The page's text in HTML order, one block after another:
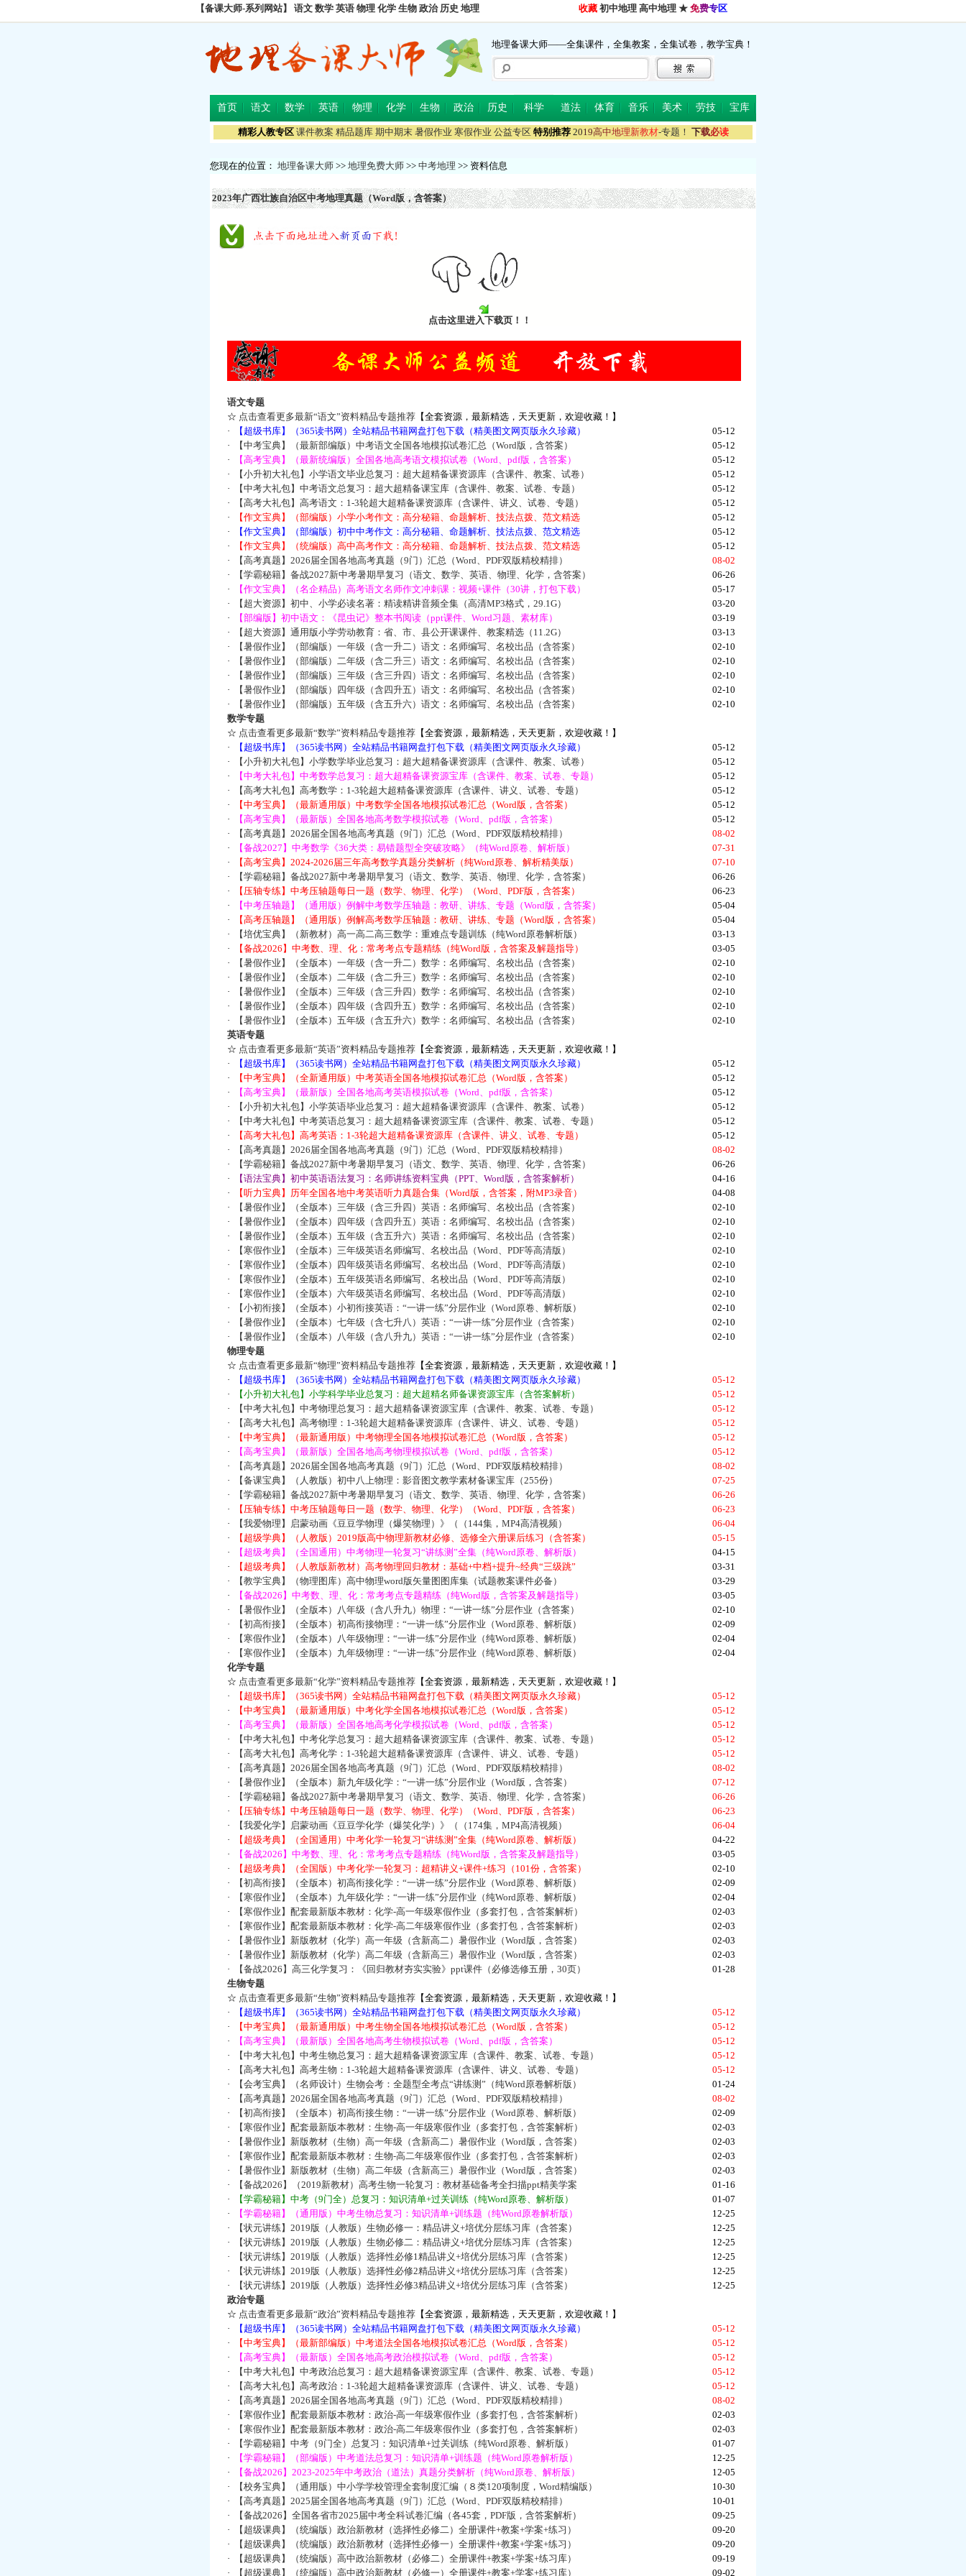
【备课大师-系列网站】 语文 数学 英语 物理 化学 生物 政治 历史 地理 收藏 初中地理 高中地理 ★ 免费专区
地理备课大师——全集课件，全集教案，全集试卷，教学宝典！
首页 语文 数学 英语 物理 化学 生物 政治 历史 科学 道法 体育 音乐 美术 劳技 宝库
精彩人教专区 课件教案 精品题库 期中期末 暑假作业 寒假作业 公益专区 特别推荐 2019高中地理新教材-专题！ 下载必读
您现在的位置： 地理备课大师 >> 地理免费大师 >> 中考地理 >> 资料信息
2023年广西壮族自治区中考地理真题（Word版，含答案）
点击这里进入下载页！！
语文专题
☆ 点击查看更多最新“语文”资料精品专题推荐【全套资源，最新精选，天天更新，欢迎收藏！】
·
【超级书库】（365读书网）全站精品书籍网盘打包下载（精美图文网页版永久珍藏）
05-12
·
【中考宝典】（最新部编版）中考语文全国各地模拟试卷汇总（Word版，含答案）
05-12
·
【高考宝典】（最新统编版）全国各地高考语文模拟试卷（Word、pdf版，含答案）
05-12
·
【小升初大礼包】小学语文毕业总复习：超大超精备课资源库（含课件、教案、试卷）
05-12
·
【中考大礼包】中考语文总复习：超大超精备课宝库（含课件、教案、试卷、专题）
05-12
·
【高考大礼包】高考语文：1-3轮超大超精备课资源库（含课件、讲义、试卷、专题）
05-12
·
【作文宝典】（部编版）小学小考作文：高分秘籍、命题解析、技法点拨、范文精选
05-12
·
【作文宝典】（部编版）初中中考作文：高分秘籍、命题解析、技法点拨、范文精选
05-12
·
【作文宝典】（统编版）高中高考作文：高分秘籍、命题解析、技法点拨、范文精选
05-12
·
【高考真题】2026届全国各地高考真题（9门）汇总（Word、PDF双版精校精排）
08-02
·
【学霸秘籍】备战2027新中考暑期早复习（语文、数学、英语、物理、化学，含答案）
06-26
·
【作文宝典】（名企精品）高考语文名师作文冲刺课：视频+课件（30讲，打包下载）
05-17
·
【超大资源】初中、小学必读名著：精读精讲音频全集（高清MP3格式，29.1G）
03-20
·
【部编版】初中语文：《昆虫记》整本书阅读（ppt课件、Word习题、素材库）
03-19
·
【超大资源】通用版小学劳动教育：省、市、县公开课课件、教案精选（11.2G）
03-13
·
【暑假作业】（部编版）一年级（含一升二）语文：名师编写、名校出品（含答案）
02-10
·
【暑假作业】（部编版）二年级（含二升三）语文：名师编写、名校出品（含答案）
02-10
·
【暑假作业】（部编版）三年级（含三升四）语文：名师编写、名校出品（含答案）
02-10
·
【暑假作业】（部编版）四年级（含四升五）语文：名师编写、名校出品（含答案）
02-10
·
【暑假作业】（部编版）五年级（含五升六）语文：名师编写、名校出品（含答案）
02-10
数学专题
☆ 点击查看更多最新“数学”资料精品专题推荐【全套资源，最新精选，天天更新，欢迎收藏！】
·
【超级书库】（365读书网）全站精品书籍网盘打包下载（精美图文网页版永久珍藏）
05-12
·
【小升初大礼包】小学数学毕业总复习：超大超精备课资源库（含课件、教案、试卷）
05-12
·
【中考大礼包】中考数学总复习：超大超精备课资源宝库（含课件、教案、试卷、专题）
05-12
·
【高考大礼包】高考数学：1-3轮超大超精备课资源库（含课件、讲义、试卷、专题）
05-12
·
【中考宝典】（最新通用版）中考数学全国各地模拟试卷汇总（Word版，含答案）
05-12
·
【高考宝典】（最新版）全国各地高考数学模拟试卷（Word、pdf版，含答案）
05-12
·
【高考真题】2026届全国各地高考真题（9门）汇总（Word、PDF双版精校精排）
08-02
·
【备战2027】中考数学《36大类：易错题型全突破攻略》（纯Word原卷、解析版）
07-31
·
【高考宝典】2024-2026届三年高考数学真题分类解析（纯Word原卷、解析精美版）
07-10
·
【学霸秘籍】备战2027新中考暑期早复习（语文、数学、英语、物理、化学，含答案）
06-26
·
【压轴专练】中考压轴题每日一题（数学、物理、化学）（Word、PDF版，含答案）
06-23
·
【中考压轴题】（通用版）例解中考数学压轴题：教研、讲练、专题（Word版，含答案）
05-04
·
【高考压轴题】（通用版）例解高考数学压轴题：教研、讲练、专题（Word版，含答案）
05-04
·
【培优宝典】（新教材）高一高二高三数学：重难点专题训练（纯Word原卷解析版）
03-13
·
【备战2026】中考数、理、化：常考考点专题精练（纯Word版，含答案及解题指导）
03-05
·
【暑假作业】（全版本）一年级（含一升二）数学：名师编写、名校出品（含答案）
02-10
·
【暑假作业】（全版本）二年级（含二升三）数学：名师编写、名校出品（含答案）
02-10
·
【暑假作业】（全版本）三年级（含三升四）数学：名师编写、名校出品（含答案）
02-10
·
【暑假作业】（全版本）四年级（含四升五）数学：名师编写、名校出品（含答案）
02-10
·
【暑假作业】（全版本）五年级（含五升六）数学：名师编写、名校出品（含答案）
02-10
英语专题
☆ 点击查看更多最新“英语”资料精品专题推荐【全套资源，最新精选，天天更新，欢迎收藏！】
·
【超级书库】（365读书网）全站精品书籍网盘打包下载（精美图文网页版永久珍藏）
05-12
·
【中考宝典】（全新通用版）中考英语全国各地模拟试卷汇总（Word版，含答案）
05-12
·
【高考宝典】（最新版）全国各地高考英语模拟试卷（Word、pdf版，含答案）
05-12
·
【小升初大礼包】小学英语毕业总复习：超大超精备课资源库（含课件、教案、试卷）
05-12
·
【中考大礼包】中考英语总复习：超大超精备课资源宝库（含课件、教案、试卷、专题）
05-12
·
【高考大礼包】高考英语：1-3轮超大超精备课资源库（含课件、讲义、试卷、专题）
05-12
·
【高考真题】2026届全国各地高考真题（9门）汇总（Word、PDF双版精校精排）
08-02
·
【学霸秘籍】备战2027新中考暑期早复习（语文、数学、英语、物理、化学，含答案）
06-26
·
【语法宝典】初中英语语法复习：名师讲练资料宝典（PPT、Word版，含答案解析）
04-16
·
【听力宝典】历年全国各地中考英语听力真题合集（Word版，含答案，附MP3录音）
04-08
·
【暑假作业】（全版本）三年级（含三升四）英语：名师编写、名校出品（含答案）
02-10
·
【暑假作业】（全版本）四年级（含四升五）英语：名师编写、名校出品（含答案）
02-10
·
【暑假作业】（全版本）五年级（含五升六）英语：名师编写、名校出品（含答案）
02-10
·
【寒假作业】（全版本）三年级英语名师编写、名校出品（Word、PDF等高清版）
02-10
·
【寒假作业】（全版本）四年级英语名师编写、名校出品（Word、PDF等高清版）
02-10
·
【寒假作业】（全版本）五年级英语名师编写、名校出品（Word、PDF等高清版）
02-10
·
【寒假作业】（全版本）六年级英语名师编写、名校出品（Word、PDF等高清版）
02-10
·
【小初衔接】（全版本）小初衔接英语：“一讲一练”分层作业（Word原卷、解析版）
02-10
·
【暑假作业】（全版本）七年级（含七升八）英语：“一讲一练”分层作业（含答案）
02-10
·
【暑假作业】（全版本）八年级（含八升九）英语：“一讲一练”分层作业（含答案）
02-10
物理专题
☆ 点击查看更多最新“物理”资料精品专题推荐【全套资源，最新精选，天天更新，欢迎收藏！】
·
【超级书库】（365读书网）全站精品书籍网盘打包下载（精美图文网页版永久珍藏）
05-12
·
【小升初大礼包】小学科学毕业总复习：超大超精名师备课资源宝库（含答案解析）
05-12
·
【中考大礼包】中考物理总复习：超大超精备课资源宝库（含课件、教案、试卷、专题）
05-12
·
【高考大礼包】高考物理：1-3轮超大超精备课资源库（含课件、讲义、试卷、专题）
05-12
·
【中考宝典】（最新通用版）中考物理全国各地模拟试卷汇总（Word版，含答案）
05-12
·
【高考宝典】（最新版）全国各地高考物理模拟试卷（Word、pdf版，含答案）
05-12
·
【高考真题】2026届全国各地高考真题（9门）汇总（Word、PDF双版精校精排）
08-02
·
【备课宝典】（人教版）初中八上物理：影音图文教学素材备课宝库（255份）
07-25
·
【学霸秘籍】备战2027新中考暑期早复习（语文、数学、英语、物理、化学，含答案）
06-26
·
【压轴专练】中考压轴题每日一题（数学、物理、化学）（Word、PDF版，含答案）
06-23
·
【我爱物理】启蒙动画《豆豆学物理（爆笑物理）》（（144集，MP4高清视频）
06-04
·
【超级学典】（人教版）2019版高中物理新教材必修、选修全六册课后练习（含答案）
05-15
·
【超级考典】（全国通用）中考物理一轮复习“讲练测”全集（纯Word原卷、解析版）
04-15
·
【超级考典】（人教版新教材）高考物理回归教材：基础+中档+提升~经典“三级跳”
03-31
·
【教学宝典】（物理图库）高中物理word版矢量图图库集（试题教案课件必备）
03-29
·
【备战2026】中考数、理、化：常考考点专题精练（纯Word版，含答案及解题指导）
03-05
·
【暑假作业】（全版本）八年级（含八升九）物理：“一讲一练”分层作业（含答案）
02-10
·
【初高衔接】（全版本）初高衔接物理：“一讲一练”分层作业（Word原卷、解析版）
02-09
·
【寒假作业】（全版本）八年级物理：“一讲一练”分层作业（纯Word原卷、解析版）
02-04
·
【寒假作业】（全版本）九年级物理：“一讲一练”分层作业（纯Word原卷、解析版）
02-04
化学专题
☆ 点击查看更多最新“化学”资料精品专题推荐【全套资源，最新精选，天天更新，欢迎收藏！】
·
【超级书库】（365读书网）全站精品书籍网盘打包下载（精美图文网页版永久珍藏）
05-12
·
【中考宝典】（最新通用版）中考化学全国各地模拟试卷汇总（Word版，含答案）
05-12
·
【高考宝典】（最新版）全国各地高考化学模拟试卷（Word、pdf版，含答案）
05-12
·
【中考大礼包】中考化学总复习：超大超精备课资源宝库（含课件、教案、试卷、专题）
05-12
·
【高考大礼包】高考化学：1-3轮超大超精备课资源库（含课件、讲义、试卷、专题）
05-12
·
【高考真题】2026届全国各地高考真题（9门）汇总（Word、PDF双版精校精排）
08-02
·
【暑假作业】（全版本）新九年级化学：“一讲一练”分层作业（Word版，含答案）
07-12
·
【学霸秘籍】备战2027新中考暑期早复习（语文、数学、英语、物理、化学，含答案）
06-26
·
【压轴专练】中考压轴题每日一题（数学、物理、化学）（Word、PDF版，含答案）
06-23
·
【我爱化学】启蒙动画《豆豆学化学（爆笑化学）》（（174集，MP4高清视频）
06-04
·
【超级考典】（全国通用）中考化学一轮复习“讲练测”全集（纯Word原卷、解析版）
04-22
·
【备战2026】中考数、理、化：常考考点专题精练（纯Word版，含答案及解题指导）
03-05
·
【超级考典】（全国版）中考化学一轮复习：超精讲义+课件+练习（101份，含答案）
02-10
·
【初高衔接】（全版本）初高衔接化学：“一讲一练”分层作业（Word原卷、解析版）
02-09
·
【寒假作业】（全版本）九年级化学：“一讲一练”分层作业（纯Word原卷、解析版）
02-04
·
【寒假作业】配套最新版本教材：化学-高一年级寒假作业（多套打包，含答案解析）
02-03
·
【寒假作业】配套最新版本教材：化学-高二年级寒假作业（多套打包，含答案解析）
02-03
·
【暑假作业】新版教材（化学）高一年级（含新高二）暑假作业（Word版，含答案）
02-03
·
【暑假作业】新版教材（化学）高二年级（含新高三）暑假作业（Word版，含答案）
02-03
·
【备战2026】高三化学复习：《回归教材夯实实验》ppt课件（必修选修五册，30页）
01-28
生物专题
☆ 点击查看更多最新“生物”资料精品专题推荐【全套资源，最新精选，天天更新，欢迎收藏！】
·
【超级书库】（365读书网）全站精品书籍网盘打包下载（精美图文网页版永久珍藏）
05-12
·
【中考宝典】（最新通用版）中考生物全国各地模拟试卷汇总（Word版，含答案）
05-12
·
【高考宝典】（最新版）全国各地高考生物模拟试卷（Word、pdf版，含答案）
05-12
·
【中考大礼包】中考生物总复习：超大超精备课资源宝库（含课件、教案、试卷、专题）
05-12
·
【高考大礼包】高考生物：1-3轮超大超精备课资源库（含课件、讲义、试卷、专题）
05-12
·
【会考宝典】（名师设计）生物会考：全题型全考点“讲练测”（纯Word原卷解析版）
01-24
·
【高考真题】2026届全国各地高考真题（9门）汇总（Word、PDF双版精校精排）
08-02
·
【初高衔接】（全版本）初高衔接生物：“一讲一练”分层作业（Word原卷、解析版）
02-09
·
【寒假作业】配套最新版本教材：生物-高一年级寒假作业（多套打包，含答案解析）
02-03
·
【暑假作业】新版教材（生物）高一年级（含新高二）暑假作业（Word版，含答案）
02-03
·
【寒假作业】配套最新版本教材：生物-高二年级寒假作业（多套打包，含答案解析）
02-03
·
【暑假作业】新版教材（生物）高二年级（含新高三）暑假作业（Word版，含答案）
02-03
·
【备战2026】（2019新教材）高考生物一轮复习：教材基础备考全扫描ppt精美学案
01-16
·
【学霸秘籍】中考（9门全）总复习：知识清单+过关训练（纯Word原卷、解析版）
01-07
·
【学霸秘籍】（通用版）中考生物总复习：知识清单+训练题（纯Word原卷解析版）
12-25
·
【状元讲练】2019版（人教版）生物必修一：精品讲义+培优分层练习库（含答案）
12-25
·
【状元讲练】2019版（人教版）生物必修二：精品讲义+培优分层练习库（含答案）
12-25
·
【状元讲练】2019版（人教版）选择性必修1精品讲义+培优分层练习库（含答案）
12-25
·
【状元讲练】2019版（人教版）选择性必修2精品讲义+培优分层练习库（含答案）
12-25
·
【状元讲练】2019版（人教版）选择性必修3精品讲义+培优分层练习库（含答案）
12-25
政治专题
☆ 点击查看更多最新“政治”资料精品专题推荐【全套资源，最新精选，天天更新，欢迎收藏！】
·
【超级书库】（365读书网）全站精品书籍网盘打包下载（精美图文网页版永久珍藏）
05-12
·
【中考宝典】（最新部编版）中考道法全国各地模拟试卷汇总（Word版，含答案）
05-12
·
【高考宝典】（最新版）全国各地高考政治模拟试卷（Word、pdf版，含答案）
05-12
·
【中考大礼包】中考政治总复习：超大超精备课资源宝库（含课件、教案、试卷、专题）
05-12
·
【高考大礼包】高考政治：1-3轮超大超精备课资源库（含课件、讲义、试卷、专题）
05-12
·
【高考真题】2026届全国各地高考真题（9门）汇总（Word、PDF双版精校精排）
08-02
·
【寒假作业】配套最新版本教材：政治-高一年级寒假作业（多套打包，含答案解析）
02-03
·
【寒假作业】配套最新版本教材：政治-高二年级寒假作业（多套打包，含答案解析）
02-03
·
【学霸秘籍】中考（9门全）总复习：知识清单+过关训练（纯Word原卷、解析版）
01-07
·
【学霸秘籍】（部编版）中考道法总复习：知识清单+训练题（纯Word原卷解析版）
12-25
·
【备战2026】2023-2025年中考政治（道法）真题分类解析（纯Word原卷、解析版）
12-05
·
【校务宝典】（通用版）中小学学校管理全套制度汇编（８类120项制度，Word精编版）
10-30
·
【高考真题】2025届全国各地高考真题（9门）汇总（Word、PDF双版精校精排）
10-01
·
【备战2026】全国各省市2025届中考全科试卷汇编（各45套，PDF版，含答案解析）
09-25
·
【超级课典】（统编版）政治新教材（选择性必修二）全册课件+教案+学案+练习）
09-20
·
【超级课典】（统编版）政治新教材（选择性必修一）全册课件+教案+学案+练习）
09-20
·
【超级课典】（统编版）高中政治新教材（必修二）全册课件+教案+学案+练习库）
09-19
·
【超级课典】（统编版）高中政治新教材（必修一）全册课件+教案+学案+练习库） 09-02